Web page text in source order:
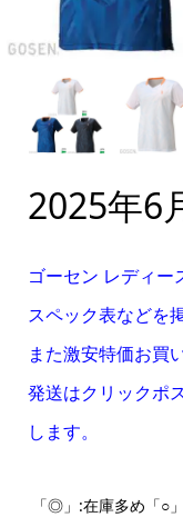
2025年6
ゴーセン レディー
スペック表などを
また激安特価お買
発送はクリックポ
します。
「◎」:在庫多め「○